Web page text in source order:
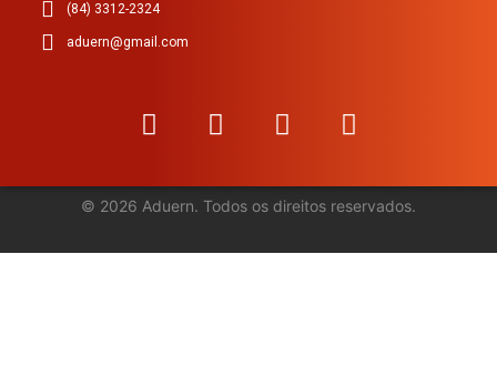
(84) 3312-2324
aduern@gmail.com
© 2026 Aduern. Todos os direitos reservados.